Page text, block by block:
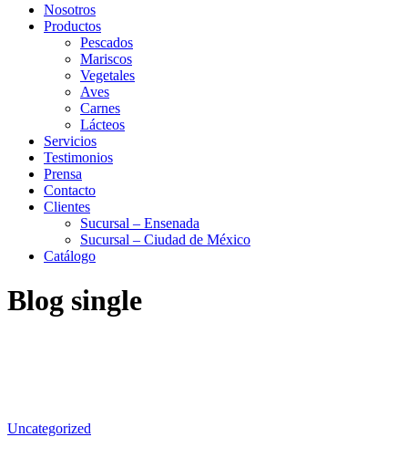
Nosotros
Productos
Pescados
Mariscos
Vegetales
Aves
Carnes
Lácteos
Servicios
Testimonios
Prensa
Contacto
Clientes
Sucursal – Ensenada
Sucursal – Ciudad de México
Catálogo
Blog single
Uncategorized